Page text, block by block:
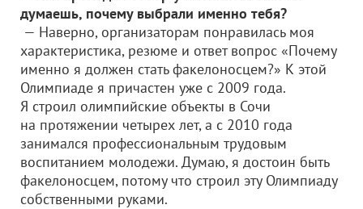
думаешь, почему выбрали именно тебя?
— Наверно, организаторам понравилась моя
характеристика, резюме и ответ вопрос «Почему
именно я должен стать факелоносцем?» К этой
Олимпиаде я причастен уже с 2009 года.
Я строил олимпийские объекты в Сочи
на протяжении четырех лет, а с 2010 года
занимался профессиональным трудовым
воспитанием молодежи. Думаю, я достоин быть
факелоносцем, потому что строил эту Олимпиаду
собственными руками.